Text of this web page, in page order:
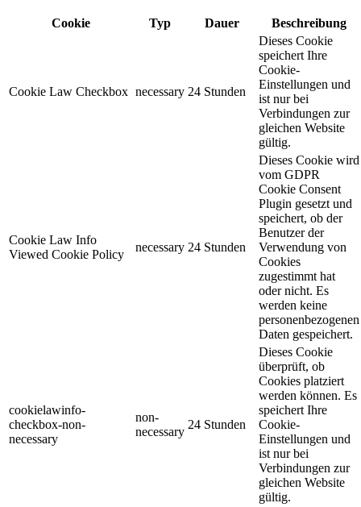
Cookie Typ Dauer Beschreibung
Cookie Law Checkbox necessary 24 Stunden
Dieses Cookie
speichert Ihre
Cookie-
Einstellungen und
ist nur bei
Verbindungen zur
gleichen Website
gültig.
Cookie Law Info
Viewed Cookie Policy
necessary 24 Stunden
Dieses Cookie wird
vom GDPR
Cookie Consent
Plugin gesetzt und
speichert, ob der
Benutzer der
Verwendung von
Cookies
zugestimmt hat
oder nicht. Es
werden keine
personenbezogenen
Daten gespeichert.
cookielawinfo-
checkbox-non-
necessary
non-
necessary
24 Stunden
Dieses Cookie
überprüft, ob
Cookies platziert
werden können. Es
speichert Ihre
Cookie-
Einstellungen und
ist nur bei
Verbindungen zur
gleichen Website
gültig.